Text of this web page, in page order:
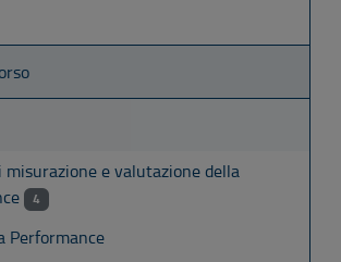
misurazione e valutazione della
4
Performance